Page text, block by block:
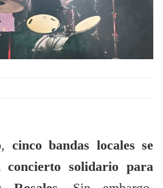
cinco bandas locales se
solidario para